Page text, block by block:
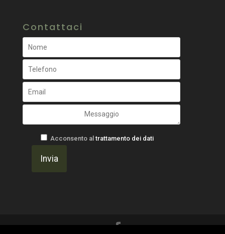
Contattaci
Acconsento al trattamento dei dati